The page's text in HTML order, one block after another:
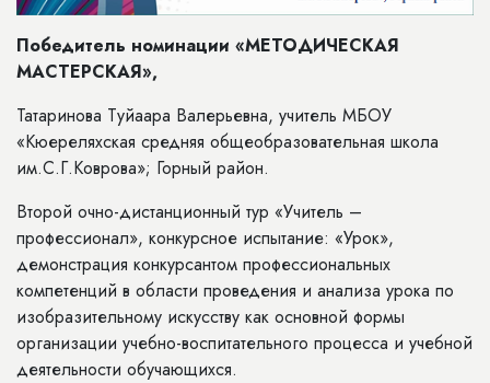
Победитель номинации «МЕТОДИЧЕСКАЯ
МАСТЕРСКАЯ»,
Татаринова Туйаара Валерьевна, учитель МБОУ
«Кюереляхская средняя общеобразовательная школа
им.С.Г.Коврова»; Горный район.
Второй очно-дистанционный тур «Учитель –
профессионал», конкурсное испытание: «Урок»,
демонстрация конкурсантом профессиональных
компетенций в области проведения и анализа урока по
изобразительному искусству как основной формы
организации учебно-воспитательного процесса и учебной
деятельности обучающихся.